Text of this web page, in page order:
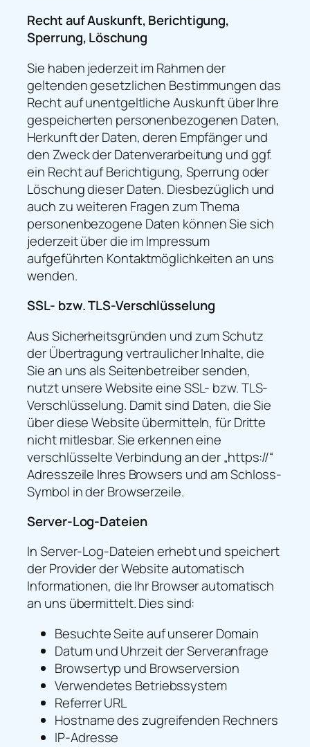
Recht auf Auskunft, Berichtigung,
Sperrung, Löschung
Sie haben jederzeit im Rahmen der
geltenden gesetzlichen Bestimmungen das
Recht auf unentgeltliche Auskunft über Ihre
gespeicherten personenbezogenen Daten,
Herkunft der Daten, deren Empfänger und
den Zweck der Datenverarbeitung und ggf.
ein Recht auf Berichtigung, Sperrung oder
Löschung dieser Daten. Diesbezüglich und
auch zu weiteren Fragen zum Thema
personenbezogene Daten können Sie sich
jederzeit über die im Impressum
aufgeführten Kontaktmöglichkeiten an uns
wenden.
SSL- bzw. TLS-Verschlüsselung
Aus Sicherheitsgründen und zum Schutz
der Übertragung vertraulicher Inhalte, die
Sie an uns als Seitenbetreiber senden,
nutzt unsere Website eine SSL- bzw. TLS-
Verschlüsselung. Damit sind Daten, die Sie
über diese Website übermitteln, für Dritte
nicht mitlesbar. Sie erkennen eine
verschlüsselte Verbindung an der „https://“
Adresszeile Ihres Browsers und am Schloss-
Symbol in der Browserzeile.
Server-Log-Dateien
In Server-Log-Dateien erhebt und speichert
der Provider der Website automatisch
Informationen, die Ihr Browser automatisch
an uns übermittelt. Dies sind:
Besuchte Seite auf unserer Domain
Datum und Uhrzeit der Serveranfrage
Browsertyp und Browserversion
Verwendetes Betriebssystem
Referrer URL
Hostname des zugreifenden Rechners
IP-Adresse